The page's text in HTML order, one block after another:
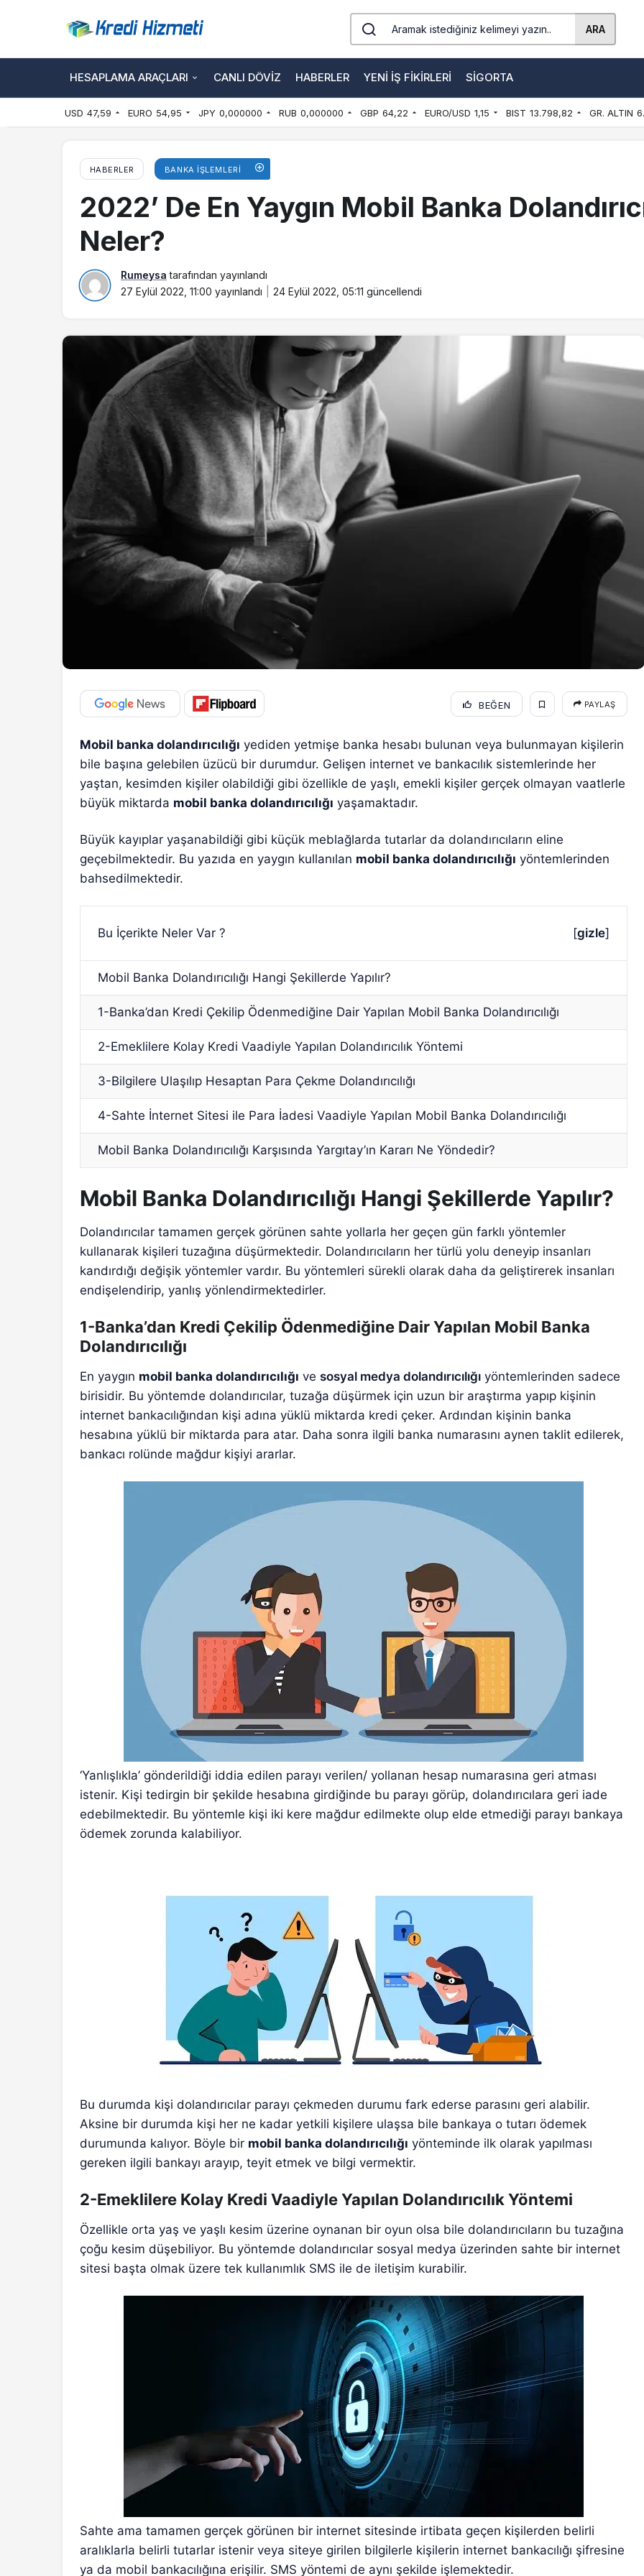
ARA
HESAPLAMA ARAÇLARI CANLI DÖVIZ HABERLER YENI İŞ FIKIRLERI SIGORTA
USD 47,59 EURO 54,95 JPY 0,000000 RUB 0,000000 GBP 64,22 EURO/USD 1,15 BIST 13.798,82 GR. ALTIN
HABERLER BANKA İŞLEMLERI
2022’ De En Yaygın Mobil Banka
Neler?
Rumeysa tarafından yayınlandı
27 Eylül 2022, 11:00 yayınlandı 24 Eylül 2022, 05:11 güncellendi
BEĞEN PAYLAŞ
Mobil banka dolandırıcılığı yediden yetmişe banka hesabı bulunan veya bulunmayan kişilerin
bile başına gelebilen üzücü bir durumdur. Gelişen internet ve bankacılık sistemlerinde her
yaştan, kesimden kişiler olabildiği gibi özellikle de yaşlı, emekli kişiler gerçek olmayan vaatlerle
büyük miktarda mobil banka dolandırıcılığı yaşamaktadır.
Büyük kayıplar yaşanabildiği gibi küçük meblağlarda tutarlar da dolandırıcıların eline
geçebilmektedir. Bu yazıda en yaygın kullanılan mobil banka dolandırıcılığı yöntemlerinden
bahsedilmektedir.
Bu İçerikte Neler Var ? [gizle]
Mobil Banka Dolandırıcılığı Hangi Şekillerde Yapılır?
1-Banka’dan Kredi Çekilip Ödenmediğine Dair Yapılan Mobil Banka Dolandırıcılığı
2-Emeklilere Kolay Kredi Vaadiyle Yapılan Dolandırıcılık Yöntemi
3-Bilgilere Ulaşılıp Hesaptan Para Çekme Dolandırıcılığı
4-Sahte İnternet Sitesi ile Para İadesi Vaadiyle Yapılan Mobil Banka Dolandırıcılığı
Mobil Banka Dolandırıcılığı Karşısında Yargıtay’ın Kararı Ne Yöndedir?
Mobil Banka Dolandırıcılığı Hangi Şekillerde Yapılır?
Dolandırıcılar tamamen gerçek görünen sahte yollarla her geçen gün farklı yöntemler
kullanarak kişileri tuzağına düşürmektedir. Dolandırıcıların her türlü yolu deneyip insanları
kandırdığı değişik yöntemler vardır. Bu yöntemleri sürekli olarak daha da geliştirerek insanları
endişelendirip, yanlış yönlendirmektedirler.
1-Banka’dan Kredi Çekilip Ödenmediğine Dair Yapılan Mobil Banka
Dolandırıcılığı
En yaygın mobil banka dolandırıcılığı vesosyal medya dolandırıcılığı yöntemlerinden sadece
birisidir. Bu yöntemde dolandırıcılar, tuzağa düşürmek için uzun bir araştırma yapıp kişinin
internet bankacılığından kişi adına yüklü miktarda kredi çeker. Ardından kişinin banka
hesabına yüklü bir miktarda para atar. Daha sonra ilgili banka numarasını aynen taklit edilerek,
bankacı rolünde mağdur kişiyi ararlar.
‘Yanlışlıkla’ gönderildiği iddia edilen parayı verilen/ yollanan hesap numarasına geri atması
istenir. Kişi tedirgin bir şekilde hesabına girdiğinde bu parayı görüp, dolandırıcılara geri iade
edebilmektedir. Bu yöntemle kişi iki kere mağdur edilmekte olup elde etmediği parayı bankaya
ödemek zorunda kalabiliyor.
Bu durumda kişi dolandırıcılar parayı çekmeden durumu fark ederse parasını geri alabilir.
Aksine bir durumda kişi her ne kadar yetkili kişilere ulaşsa bile bankaya o tutarı ödemek
durumunda kalıyor. Böyle bir mobil banka dolandırıcılığı yönteminde ilk olarak yapılması
gereken ilgili bankayı arayıp, teyit etmek ve bilgi vermektir.
2-Emeklilere Kolay Kredi Vaadiyle Yapılan Dolandırıcılık Yöntemi
Özellikle orta yaş ve yaşlı kesim üzerine oynanan bir oyun olsa bile dolandırıcıların bu tuzağına
çoğu kesim düşebiliyor. Bu yöntemde dolandırıcılar sosyal medya üzerinden sahte bir internet
sitesi başta olmak üzere tek kullanımlık SMS ile de iletişim kurabilir.
Sahte ama tamamen gerçek görünen bir internet sitesinde irtibata geçen kişilerden belirli
aralıklarla belirli tutarlar istenir veya siteye girilen bilgilerle kişilerin internet bankacılığı şifresine
ya da mobil bankacılığına erişilir. SMS yöntemi de aynı şekilde işlemektedir.